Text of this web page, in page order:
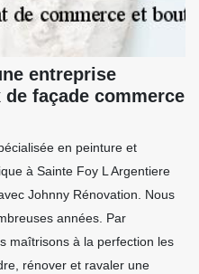
entreprise
façade commerce
en peinture et
à Sainte Foy L Argentiere
Johnny Rénovation. Nous
années. Par
maîtrisons à la perfection les
rénover et ravaler une